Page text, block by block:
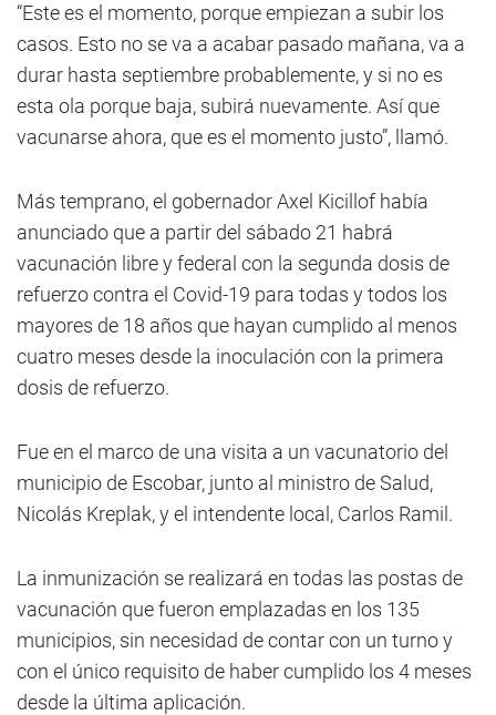
“Este es el momento, porque empiezan a subir los
casos. Esto no se va a acabar pasado mañana, va a
durar hasta septiembre probablemente, y si no es
esta ola porque baja, subirá nuevamente. Así que
vacunarse ahora, que es el momento justo”, llamó.
Más temprano, el gobernador Axel Kicillof había
anunciado que a partir del sábado 21 habrá
vacunación libre y federal con la segunda dosis de
refuerzo contra el Covid-19 para todas y todos los
mayores de 18 años que hayan cumplido al menos
cuatro meses desde la inoculación con la primera
dosis de refuerzo.
Fue en el marco de una visita a un vacunatorio del
municipio de Escobar, junto al ministro de Salud,
Nicolás Kreplak, y el intendente local, Carlos Ramil.
La inmunización se realizará en todas las postas de
vacunación que fueron emplazadas en los 135
municipios, sin necesidad de contar con un turno y
con el único requisito de haber cumplido los 4 meses
desde la última aplicación.